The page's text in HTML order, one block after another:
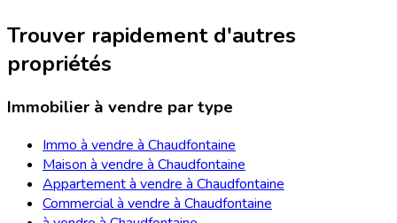
Trouver rapidement d'autres
propriétés
Immobilier à vendre par type
Immo à vendre à Chaudfontaine
Maison à vendre à Chaudfontaine
Appartement à vendre à Chaudfontaine
Commercial à vendre à Chaudfontaine